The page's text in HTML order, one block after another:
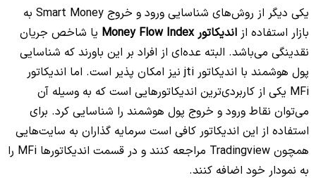
یکی دیگر از روش‌های شناسایی ورود و خروج Smart Money به
بازار استفاده از اندیکاتور Money Flow Index
یا شاخص جریان
نقدینگی می‌باشد. البته عده‌ای از افراد بر این باورند که شناسایی
پول هوشمند با اندیکاتور jti نیز امکان پذیر است. اما اندیکاتور
MFi یکی از کاربردی‌ترین اندیکاتورهایی است که به وسیله آن
می‌توان نقاط ورود و خروج پول هوشمند را شناسایی کرد. برای
استفاده از این اندیکاتور کافی است سرمایه گذاران به سایت‌هایی
همچون Tradingview مراجعه کنند و در قسمت اندیکاتورها MFi را
به نمودار خود اضافه کنند.